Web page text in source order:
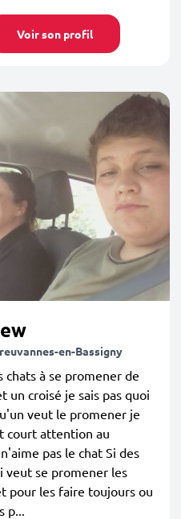
Voir son profil
en-Bassigny
chats à se promener de
un croisé je sais pas quoi
veut le promener je
court attention au
pas le chat Si des
veut se promener les
pour les faire toujours ou
p...